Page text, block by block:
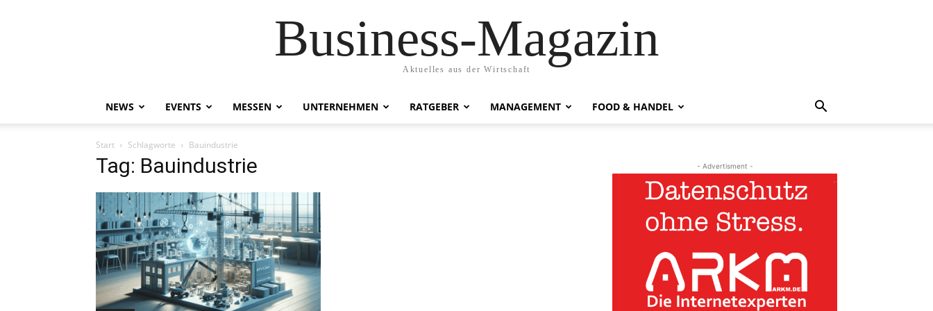
Business-Magazin
Aktuelles aus der Wirtschaft
NEWS EVENTS MESSEN UNTERNEHMEN RATGEBER MANAGEMENT FOOD & HANDEL
Start Schlagworte Bauindustrie
Tag: Bauindustrie - Advertisment -